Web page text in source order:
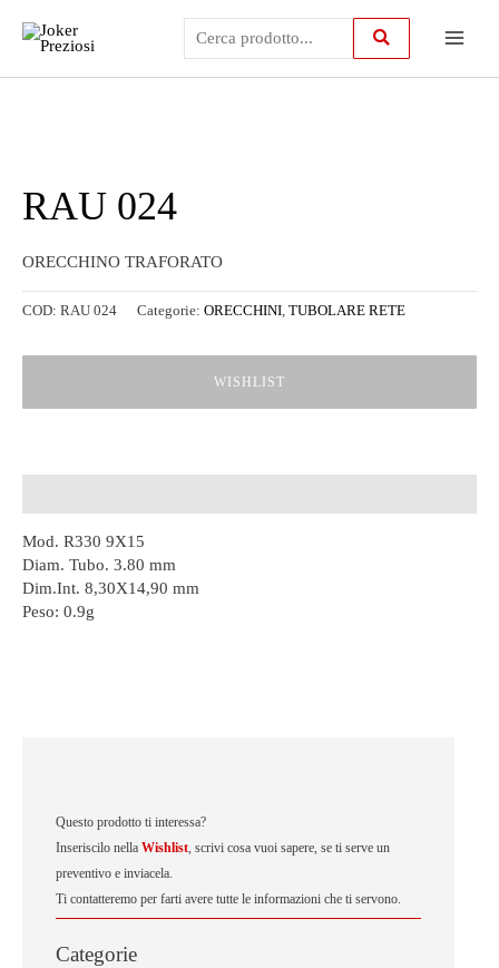
contenuto
Questo prodotto ti interessa?
Inseriscilo nella Wishlist, scrivi cosa vuoi sapere, se ti serve un
preventivo e inviacela.
Ti contatteremo per farti avere tutte le informazioni che ti servono.
Categorie
RAU 024
ORECCHINO TRAFORATO
COD: RAU 024 Categorie: ORECCHINI, TUBOLARE RETE
WISHLIST
Mod. R330 9X15
Diam. Tubo. 3.80 mm
Dim.Int. 8,30X14,90 mm
Peso: 0.9g